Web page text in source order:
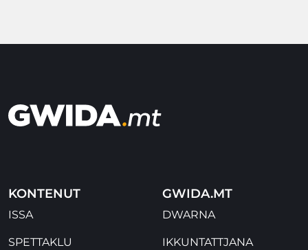
KONTENUT
ISSA
SPETTAKLU
GWIDA.MT
DWARNA
IKKUNTATTJANA